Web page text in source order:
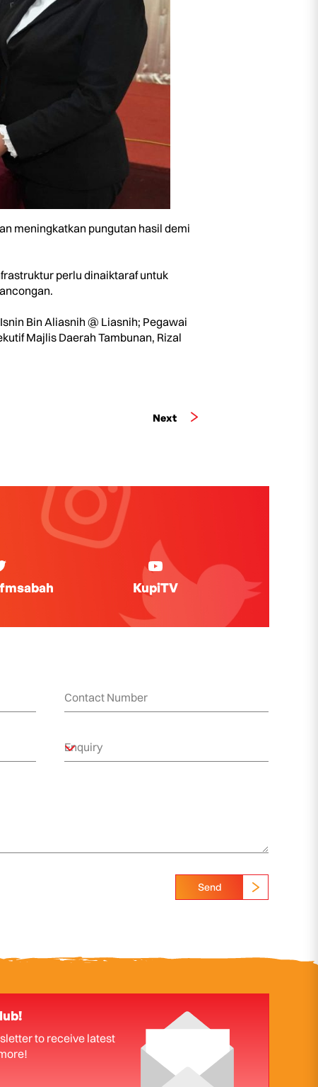
meningkatkan pungutan hasil demi
perlu dinaiktaraf untuk
Bin Aliasnih @ Liasnih; Pegawai
Majlis Daerah Tambunan, Rizal
Next
KupiTV
Send
to receive latest